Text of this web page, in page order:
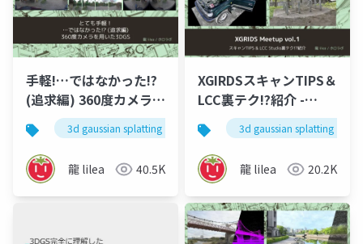
手軽!…ではなかった!?
(追求編) 360度カメラを
用いた3DGS - 3DGS
meetup vol.1
3d gaussian splatting 3dgs
龍 lilea 40.5K
XGIRDSスキャンTIPS＆
LCC裏テク!?紹介 -
XGRIDS meetup vol.1
3d gaussian splatting
龍 lilea 20.2K